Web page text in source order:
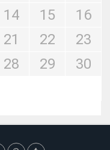
14 15
16
21 22
23
28 29
30